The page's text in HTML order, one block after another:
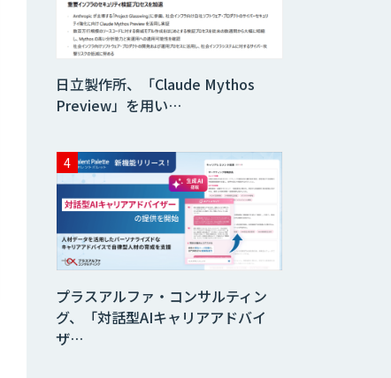
日立製作所、「Claude Mythos
Preview」を用い…
プラスアルファ・コンサルティン
グ、「対話型AIキャリアアドバイ
ザ…